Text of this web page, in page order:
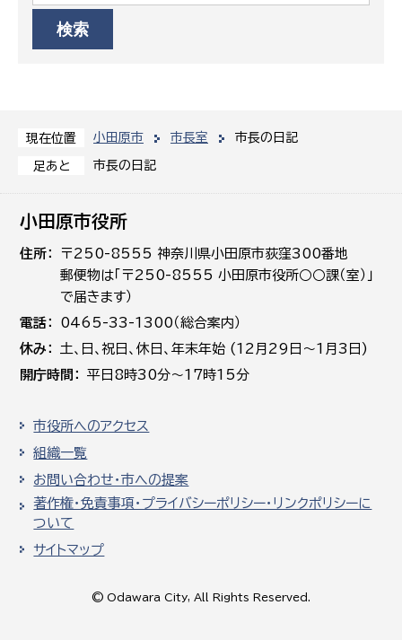
現在位置 小田原市 市長室 市長の日記
足あと 市長の日記
小田原市役所
住所
〒250-8555 神奈川県小田原市荻窪300番地
郵便物は「〒250-8555 小田原市役所○○課（室）」
で届きます）
電話
0465-33-1300（総合案内）
休み
土､日､祝日、休日、年末年始 (12月29日～1月3日)
開庁時間
平日8時30分～17時15分
市役所へのアクセス
組織一覧
お問い合わせ・市への提案
著作権・免責事項・プライバシーポリシー・リンクポリシーに
ついて
サイトマップ
© Odawara City, All Rights Reserved.